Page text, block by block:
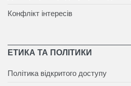
Конфлікт інтересів
ЕТИКА ТА ПОЛІТИКИ
Політика відкритого доступу